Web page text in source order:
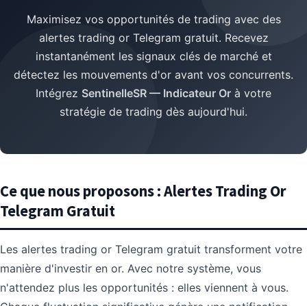
Maximisez vos opportunités de trading avec des
alertes trading or Telegram gratuit. Recevez
instantanément les signaux clés de marché et
détectez les mouvements d'or avant vos concurrents.
Intégrez SentinelleSR — Indicateur Or à votre
stratégie de trading dès aujourd'hui.
Ce que nous proposons : Alertes Trading Or
Telegram Gratuit
Les alertes trading or Telegram gratuit transforment votre
manière d'investir en or. Avec notre système, vous
n'attendez plus les opportunités : elles viennent à vous.